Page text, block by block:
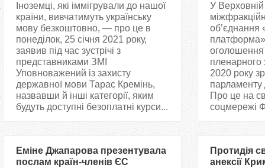
Іноземці, які іммігрували до нашої
країни, вивчатимуть українську
мову безкоштовно, — про це в
понеділок, 25 січня 2021 року,
заявив під час зустрічі з
представниками ЗМІ
Уповноважений із захисту
державної мови Тарас Кремінь,
назвавши й інші категорії, яким
будуть доступні безоплатні курси...
У
об’єднання
оголошення
пленарного
2020 року
Про це на
соцмережі
Еміне Джапарова презентувала
послам країн-членів ЄС
Протидія
анексії